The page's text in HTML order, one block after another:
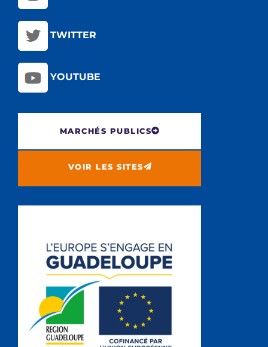
TWITTER
YOUTUBE
MARCHÉS PUBLICS
VOIR LES SITES